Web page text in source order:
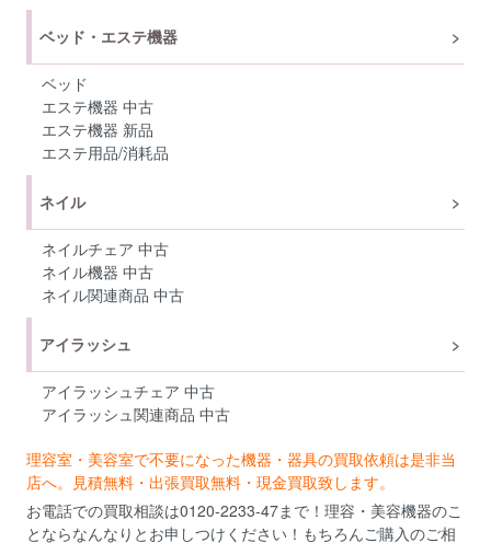
ベッド・エステ機器
ベッド
エステ機器 中古
エステ機器 新品
エステ用品/消耗品
ネイル
ネイルチェア 中古
ネイル機器 中古
ネイル関連商品 中古
アイラッシュ
アイラッシュチェア 中古
アイラッシュ関連商品 中古
理容室・美容室で不要になった機器・器具の買取依頼は是非当
店へ。見積無料・出張買取無料・現金買取致します。
お電話での買取相談は0120-2233-47まで！理容・美容機器のこ
とならなんなりとお申しつけください！もちろんご購入のご相